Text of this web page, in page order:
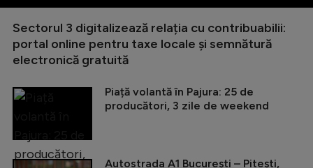
Sectorul 3 digitalizează relația cu contribuabilii:
portal online pentru taxe locale și semnătură
electronică gratuită
Piață volantă în Pajura: 25 de
producători, 3 zile de weekend
Autostrada A1 București – Pitești,